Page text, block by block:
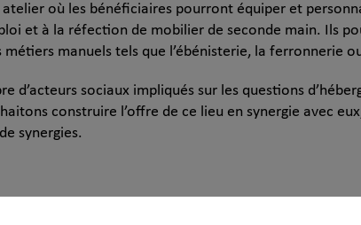
où les bénéficiaires pourront équiper et
et à la réfection de mobilier de seconde main. Ils
manuels tels que l’ébénisterie, la ferronnerie
d’acteurs sociaux impliqués sur les questions
construire l’offre de ce lieu en synergie avec
synergies.
de 5 mini-maisons auprès de fabricants